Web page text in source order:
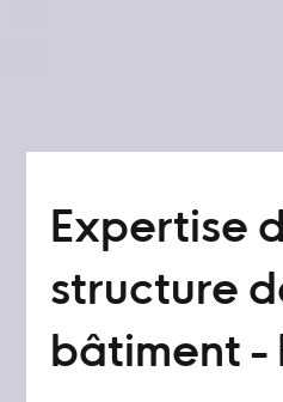
Expertise
structure
bâtiment -